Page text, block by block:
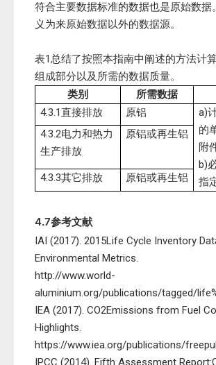
符合主要数据标准的数据也是原始数据
义为来原始数据以外的数据源。
表1总结了按照本指南中阐述的方法计
组成部分以及所需的数据质量。
类别
所需数据
4.3.1直接排放
原铝
a)
的
附
b)
指
4.3.2电力和热力
生产排放
原铝或再生铝
4.3.3其它排放 原铝或再生铝
4.7参考文献
IAI (2017). 2015Life Cycle Inventory
Environmental Metrics.
http://www.world-
aluminium.org/publications/tagged/
IEA (2017). CO2Emissions from Fuel
Highlights.
https://www.iea.org/publications/